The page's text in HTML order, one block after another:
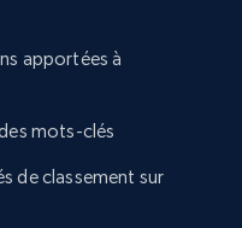
apportées à
mots-clés
de classement sur